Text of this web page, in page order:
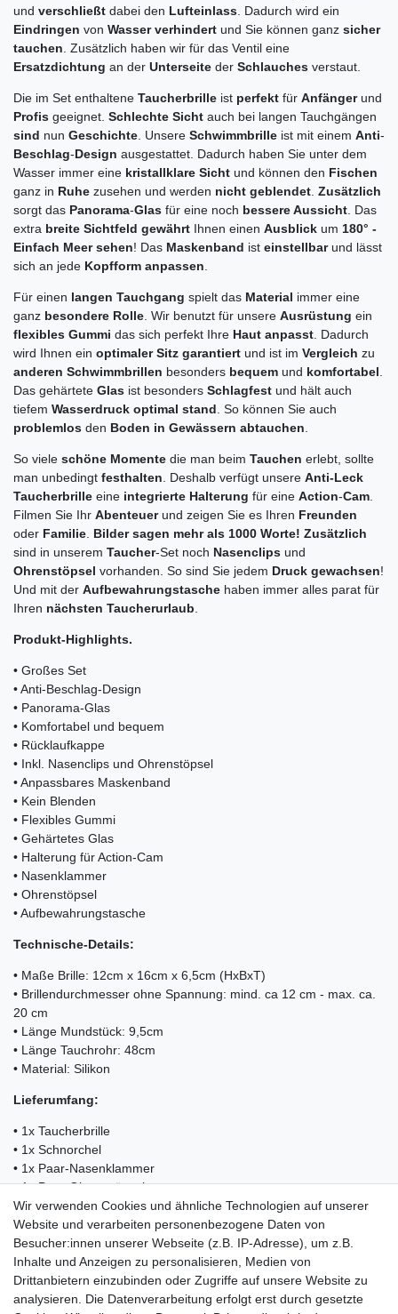
und verschließt dabei den Lufteinlass . Dadurch wird ein
Eindringen von Wasser verhindert und Sie können ganz sicher
tauchen . Zusätzlich haben wir für das Ventil eine
Ersatzdichtung an der Unterseite der Schlauches verstaut.
Die im Set enthaltene Taucherbrille ist perfekt für Anfänger und
Profis geeignet. Schlechte Sicht auch bei langen Tauchgängen
sind nun Geschichte . Unsere Schwimmbrille ist mit einem Anti-
Beschlag-Design ausgestattet. Dadurch haben Sie unter dem
Wasser immer eine kristallklare Sicht und können den Fischen
ganz in Ruhe zusehen und werden nicht geblendet Zusätzlich
sorgt das Panorama-Glas für eine noch bessere Aussicht . Das
extra breite Sichtfeld gewährt Ihnen einen Ausblick um 180° -
Einfach Meer sehen! Das Maskenband ist einstellbar und lässt
sich an jede Kopfform anpassen
Für einen langen Tauchgang spielt das Material immer eine
ganz besondere Rolle . Wir benutzt für unsere Ausrüstung ein
flexibles Gummi das sich perfekt Ihre Haut anpasst . Dadurch
wird Ihnen ein optimaler Sitz garantiert und ist im Vergleich zu
anderen Schwimmbrillen besonders bequem und komfortabel
Das gehärtete Glas ist besonders Schlagfest und hält auch
tiefem Wasserdruck optimal stand . So können Sie auch
problemlos den Boden in Gewässern abtauchen
So viele schöne Momente die man beim Tauchen erlebt, sollte
man unbedingt festhalten . Deshalb verfügt unsere Anti-Leck
Taucherbrille eine integrierte Halterung für eine Action-Cam
Filmen Sie Ihr Abenteuer und zeigen Sie es Ihren Freunden
oder Familie Bilder sagen mehr als 1000 Worte! Zusätzlich
sind in unserem Taucher-Set noch Nasenclips und
Ohrenstöpsel vorhanden. So sind Sie jedem Druck gewachsen!
Und mit der Aufbewahrungstasche haben immer alles parat für
Ihren nächsten Taucherurlaub
Produkt-Highlights.
• Großes Set
• Anti-Beschlag-Design
• Panorama-Glas
• Komfortabel und bequem
• Rücklaufkappe
• Inkl. Nasenclips und Ohrenstöpsel
• Anpassbares Maskenband
• Kein Blenden
• Flexibles Gummi
• Gehärtetes Glas
• Halterung für Action-Cam
• Nasenklammer
• Ohrenstöpsel
• Aufbewahrungstasche
Technische-Details:
• Maße Brille: 12cm x 16cm x 6,5cm (HxBxT)
• Brillendurchmesser ohne Spannung: mind. ca 12 cm - max. ca.
20 cm
• Länge Mundstück: 9,5cm
• Länge Tauchrohr: 48cm
• Material: Silikon
Lieferumfang:
• 1x Taucherbrille
• 1x Schnorchel
• 1x Paar-Nasenklammer
• 1x Paar-Ohrenstöpsel
• 1x Action-Cam-Halterung
• 1x Aufbewahrungstasche
• 1x Betriebsanleitung
Wir verwenden Cookies und ähnliche Technologien auf unserer
Website und verarbeiten personenbezogene Daten von
Besucher:innen unserer Webseite (z.B. IP-Adresse), um z.B.
Inhalte und Anzeigen zu personalisieren, Medien von
Drittanbietern einzubinden oder Zugriffe auf unsere Website zu
analysieren. Die Datenverarbeitung erfolgt erst durch gesetzte